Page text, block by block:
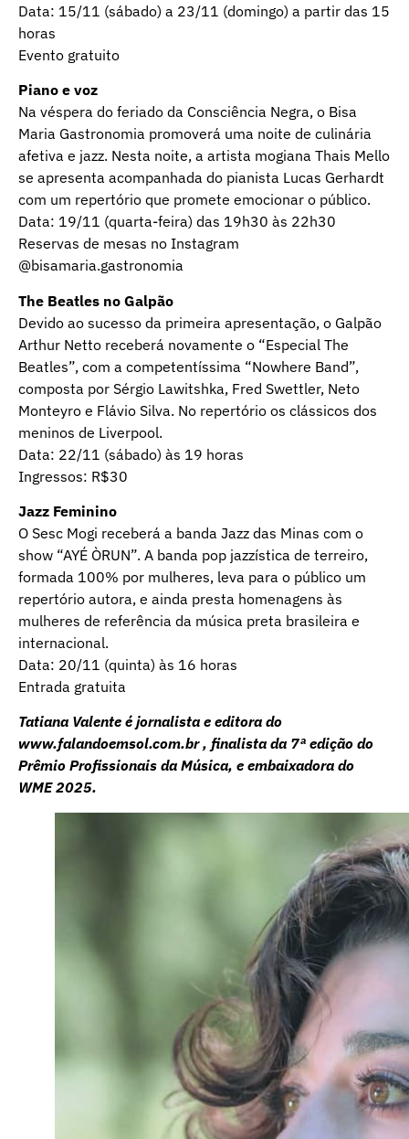
Data: 15/11 (sábado) a 23/11 (domingo) a partir das 15
horas
Evento gratuito
Piano e voz
Na véspera do feriado da Consciência Negra, o Bisa
Maria Gastronomia promoverá uma noite de culinária
afetiva e jazz. Nesta noite, a artista mogiana Thais Mello
se apresenta acompanhada do pianista Lucas Gerhardt
com um repertório que promete emocionar o público.
Data: 19/11 (quarta-feira) das 19h30 às 22h30
Reservas de mesas no Instagram
@bisamaria.gastronomia
The Beatles no Galpão
Devido ao sucesso da primeira apresentação, o Galpão
Arthur Netto receberá novamente o “Especial The
Beatles”, com a competentíssima “Nowhere Band”,
composta por Sérgio Lawitshka, Fred Swettler, Neto
Monteyro e Flávio Silva. No repertório os clássicos dos
meninos de Liverpool.
Data: 22/11 (sábado) às 19 horas
Ingressos: R$30
Jazz Feminino
O Sesc Mogi receberá a banda Jazz das Minas com o
show “AYÉ ÒRUN”. A banda pop jazzística de terreiro,
formada 100% por mulheres, leva para o público um
repertório autora, e ainda presta homenagens às
mulheres de referência da música preta brasileira e
internacional.
Data: 20/11 (quinta) às 16 horas
Entrada gratuita
Tatiana Valente é jornalista e editora do
www.falandoemsol.com.br, finalista da 7ª edição do
Prêmio Profissionais da Música, e embaixadora do
WME 2025.